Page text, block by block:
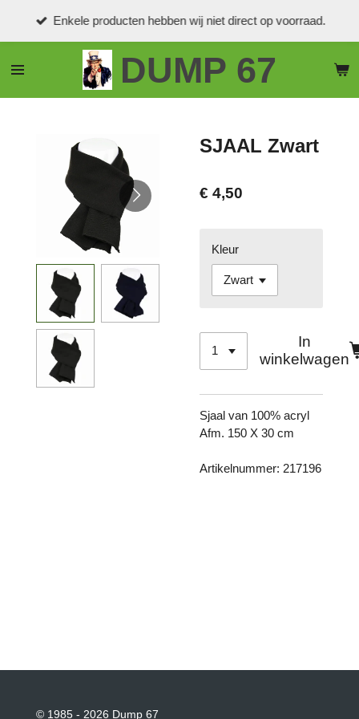
de
DUMP 67
Enkele producten hebben wij niet direct op voorraad.
SJAAL Zwart
€ 4,50
Kleur
In
winkelwagen
Sjaal van 100% acryl
Afm. 150 X 30 cm
Artikelnummer: 217196
© 1985 - 2026 Dump 67